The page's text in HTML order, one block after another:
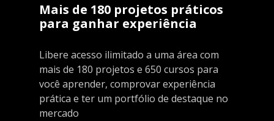
Mais de 180 projetos práticos
para ganhar experiência
Libere acesso ilimitado a uma área com
mais de 180 projetos e 650 cursos para
você aprender, comprovar experiência
prática e ter um portfólio de destaque no
mercado